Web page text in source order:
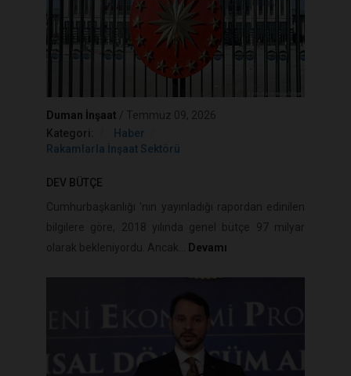
Duman İnşaat
Temmuz 09, 2026
Kategori:
Haber
Rakamlarla İnşaat Sektörü
DEV BÜTÇE
Cumhurbaşkanlığı 'nın yayınladığı rapordan edinilen
bilgilere göre, 2018 yılında genel bütçe 97 milyar
olarak bekleniyordu. Ancak...
Devamı